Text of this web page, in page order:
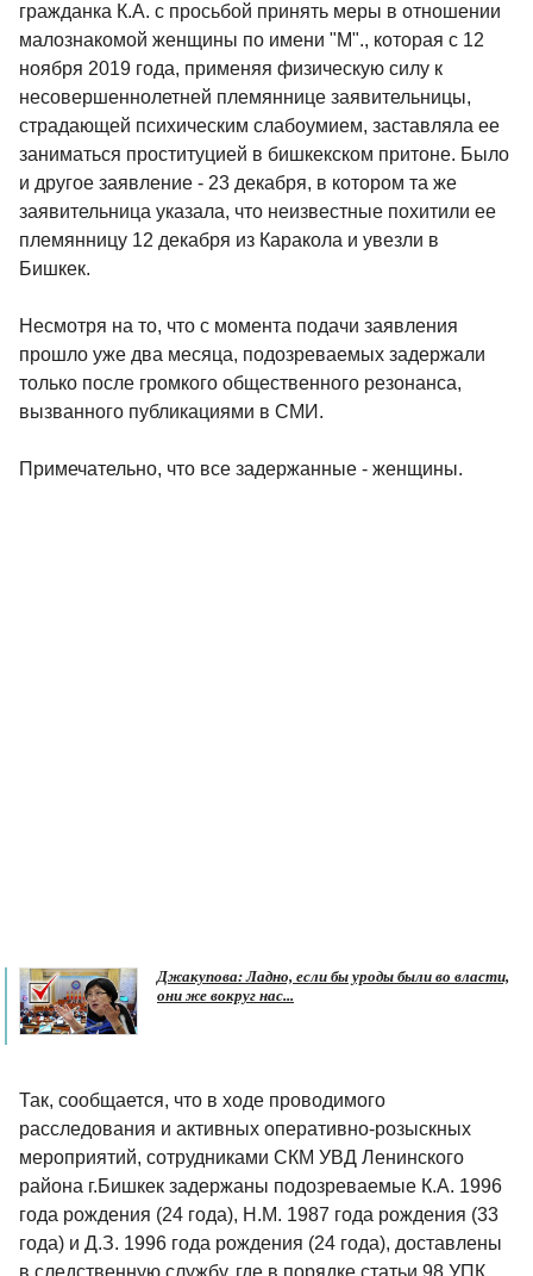
гражданка К.А. с просьбой принять меры в отношении
малознакомой женщины по имени "М"., которая с 12
ноября 2019 года, применяя физическую силу к
несовершеннолетней племяннице заявительницы,
страдающей психическим слабоумием, заставляла ее
заниматься проституцией в бишкекском притоне. Было
и другое заявление - 23 декабря, в котором та же
заявительница указала, что неизвестные похитили ее
племянницу 12 декабря из Каракола и увезли в
Бишкек.
Несмотря на то, что с момента подачи заявления
прошло уже два месяца, подозреваемых задержали
только после громкого общественного резонанса,
вызванного публикациями в СМИ.
Примечательно, что все задержанные - женщины.
Джакупова: Ладно, если бы уроды были во власти,
они же вокруг нас...
Так, сообщается, что в ходе проводимого
расследования и активных оперативно-розыскных
мероприятий, сотрудниками СКМ УВД Ленинского
района г.Бишкек задержаны подозреваемые К.А. 1996
года рождения (24 года), Н.М. 1987 года рождения (33
года) и Д.З. 1996 года рождения (24 года), доставлены